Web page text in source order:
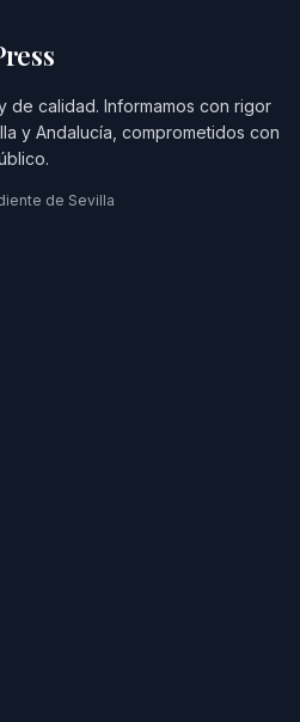
de calidad. Informamos con rigor
y Andalucía, comprometidos con
de Sevilla